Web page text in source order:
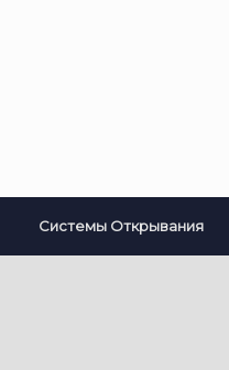
Системы Открывания